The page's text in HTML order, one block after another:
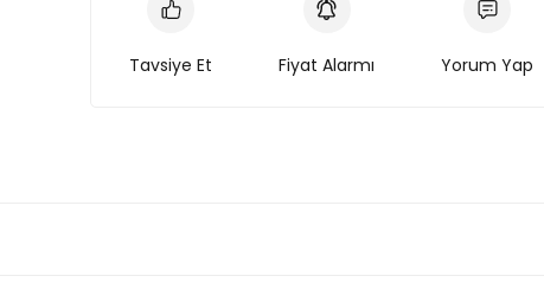
Tavsiye Et Fiyat Alarmı Yorum Yap